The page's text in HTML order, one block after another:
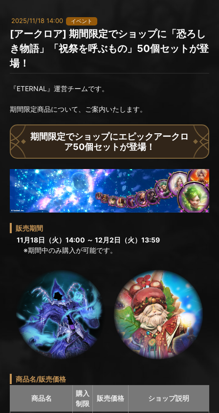
2025/11/18 14:00 イベント
[アークロア] 期間限定でショップに「恐ろし
き物語」「祝祭を呼ぶもの」50個セットが登
場！
『ETERNAL』運営チームです。
期間限定商品について、ご案内いたします。
期間限定でショップにエピックアークロ
ア50個セットが登場！
販売期間
11月18日（火）14:00 ～ 12月2日（火）13:59
※期間中のみ購入が可能です。
商品名/販売価格
商品名
購入
制限
販売価格 ショップ説明